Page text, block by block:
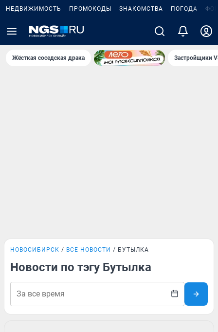
НЕДВИЖИМОСТЬ ПРОМОКОДЫ ЗНАКОМСТВА ПОГОДА
Жёсткая соседская драка Застройщики
НОВОСИБИРСК ВСЕ НОВОСТИ БУТЫЛКА
Новости по тэгу Бутылка